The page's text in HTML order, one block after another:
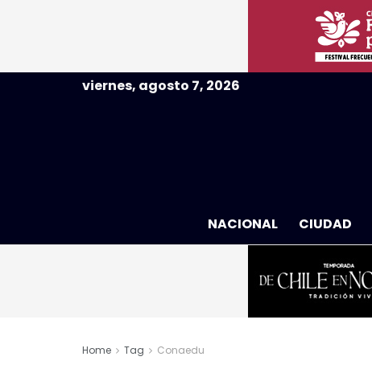
viernes, agosto 7, 2026
NACIONAL CIUDAD
Home Tag Conaedu